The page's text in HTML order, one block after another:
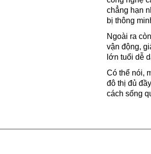
chẳng hạn
bị thông
Ngoài ra
vận động,
lớn tuổi dễ
Có thể nói,
đô thị đủ
cách sống